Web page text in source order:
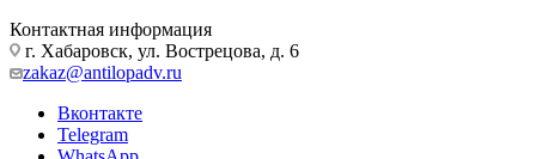
Контактная информация
г. Хабаровск, ул. Вострецова, д. 6
zakaz@antilopadv.ru
Вконтакте
Telegram